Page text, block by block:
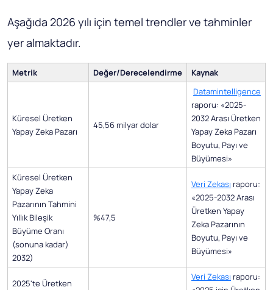
Aşağıda 2026 yılı için temel trendler ve tahminler
yer almaktadır.
Metrik Değer/Derecelendirme Kaynak
Küresel Üretken
Yapay Zeka Pazarı
45,56 milyar dolar
Datamintelligence
raporu: «2025-
2032 Arası Üretken
Yapay Zeka Pazarı
Boyutu, Payı ve
Büyümesi»
Küresel Üretken
Yapay Zeka
Pazarının Tahmini
Yıllık Bileşik
Büyüme Oranı
(sonuna kadar)
2032)
%47,5
Veri Zekası raporu:
«2025-2032 Arası
Üretken Yapay
Zeka Pazarının
Boyutu, Payı ve
Büyümesi»
2025'te Üretken
Veri Zekası raporu: